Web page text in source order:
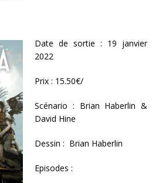
Date de sortie : 19 janvier
2022
Prix : 15.50€/
Scénario : Brian Haberlin &
David Hine
Dessin : Brian Haberlin
Episodes :